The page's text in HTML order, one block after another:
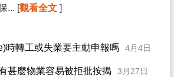
... [觀看全文 ]
時轉工或失業要主動申報嗎 4月4日
甚麼物業容易被拒批按揭 3月27日